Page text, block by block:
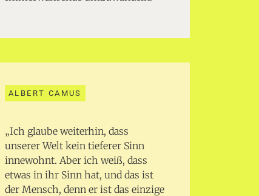
ALBERT CAMUS
„Ich glaube weiterhin, dass
unserer Welt kein tieferer Sinn
innewohnt. Aber ich weiß, dass
etwas in ihr Sinn hat, und das ist
der Mensch, denn er ist das einzige